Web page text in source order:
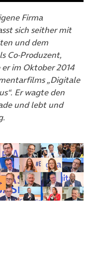
Firma
sich seither mit
und dem
Co-Produzent,
im Oktober 2014
„Digitale
Er wagte den
und lebt und